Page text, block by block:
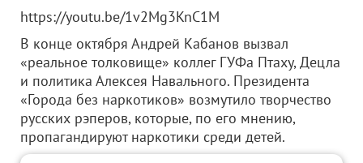
https://youtu.be/1v2Mg3KnC1M
В конце октября Андрей Кабанов вызвал
«реальное толковище» коллег ГУФа Птаху, Децла
и политика Алексея Навального. Президента
«Города без наркотиков» возмутило творчество
русских рэперов, которые, по его мнению,
пропагандируют наркотики среди детей.